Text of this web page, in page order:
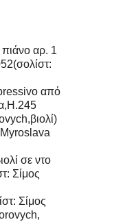
αρ. 1
από
σε ντο
Σίμος
Σίμος